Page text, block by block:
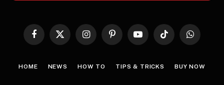
Facebook
X
InstagramPinterestYouTubeTikTok WhatsApp
HOME NEWS HOW TO TIPS & TRICKS BUY NOW